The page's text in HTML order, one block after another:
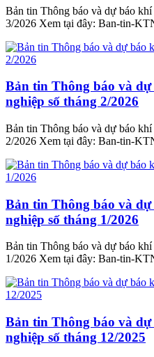
Bản tin Thông báo và dự báo
3/2026 Xem tại đây: Ban-tin-
Bản tin Thông báo và
nghiệp số tháng 2/2026
Bản tin Thông báo và dự báo
2/2026 Xem tại đây: Ban-tin-
Bản tin Thông báo và
nghiệp số tháng 1/2026
Bản tin Thông báo và dự báo
1/2026 Xem tại đây: Ban-tin-
Bản tin Thông báo và
nghiệp số tháng 12/2025